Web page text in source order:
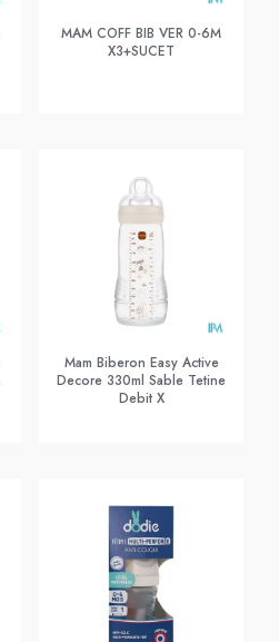
MAM COFF BIB VER 0-6M
X3+SUCET
Mam Biberon Easy Active
Decore 330ml Sable Tetine
Debit X